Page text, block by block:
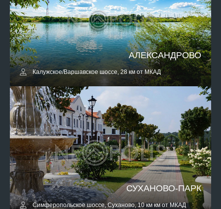
АЛЕКСАНДРОВО
Калужское/Варшавское шоссе, 28 км от МКАД
СУХАНОВО-ПАРК
Симферопольское шоссе, Суханово, 10 км км от МКАД